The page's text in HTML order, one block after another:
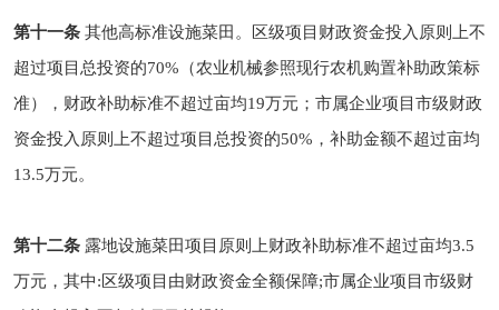
第十一条其他高标准设施菜田。区级项目财政资金投入原则上不
超过项目总投资的70%（农业机械参照现行农机购置补助政策标
准），财政补助标准不超过亩均19万元；市属企业项目市级财政
资金投入原则上不超过项目总投资的50%，补助金额不超过亩均
13.5万元。
第十二条露地设施菜田项目原则上财政补助标准不超过亩均3.5
万元，其中:区级项目由财政资金全额保障;市属企业项目市级财